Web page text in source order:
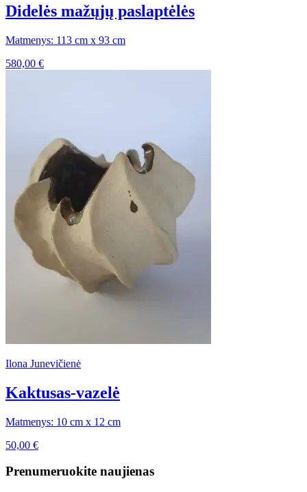
Didelės mažųjų paslaptėlės
Matmenys: 113 cm x 93 cm
580,00 €
Ilona Junevičienė
Kaktusas-vazelė
Matmenys: 10 cm x 12 cm
50,00 €
Prenumeruokite naujienas